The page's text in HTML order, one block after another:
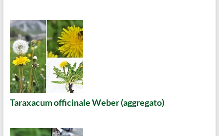
Taraxacum officinale Weber (aggregato)